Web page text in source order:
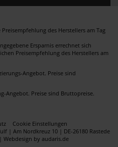
des Herstellers am Tag
Ersparnis errechnet sich
Preisempfehlung des Herstellers am
Angebot. Preise sind
Angebot. Preise sind Bruttopreise.
Cookie Einstellungen
| Am Nordkreuz 10 | DE-26180 Rastede
Webdesign by audaris.de